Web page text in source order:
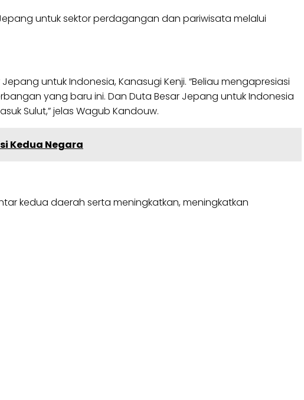
untuk sektor perdagangan dan pariwisata melalui
untuk Indonesia, Kanasugi Kenji. “Beliau mengapresiasi
yang baru ini. Dan Duta Besar Jepang untuk Indonesia
Sulut,” jelas Wagub Kandouw.
Kedua Negara
kedua daerah serta meningkatkan, meningkatkan